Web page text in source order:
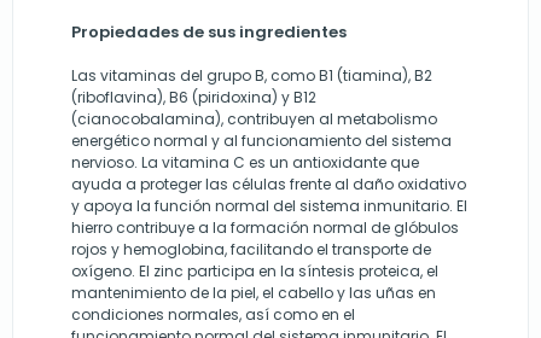
Propiedades de sus ingredientes
Las vitaminas del grupo B, como B1 (tiamina), B2
(riboflavina), B6 (piridoxina) y B12
(cianocobalamina), contribuyen al metabolismo
energético normal y al funcionamiento del sistema
nervioso. La vitamina C es un antioxidante que
ayuda a proteger las células frente al daño oxidativo
y apoya la función normal del sistema inmunitario. El
hierro contribuye a la formación normal de glóbulos
rojos y hemoglobina, facilitando el transporte de
oxígeno. El zinc participa en la síntesis proteica, el
mantenimiento de la piel, el cabello y las uñas en
condiciones normales, así como en el